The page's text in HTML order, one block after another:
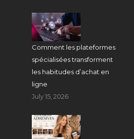
Comment les plateformes
spécialisées transforment
les habitudes d’achat en
ligne
July 15, 2026